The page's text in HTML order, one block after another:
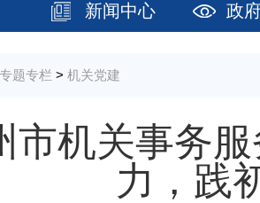
新闻中心 政
专题专栏 > 机关党建
市机关事务
力，践